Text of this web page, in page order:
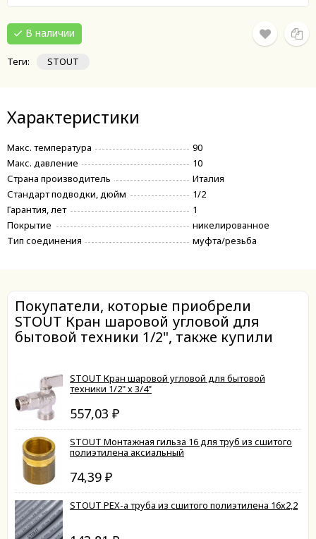
В наличии
Теги: STOUT
Характеристики
Макс. температура
90
Макс. давление
10
Страна производитель
Италия
Стандарт подводки, дюйм
1/2
Гарантия, лет
1
Покрытие
никелированное
Тип соединения
муфта/резьба
Покупатели, которые приобрели
STOUT Кран шаровой угловой для
бытовой техники 1/2", также купили
STOUT Кран шаровой угловой для бытовой
техники 1/2" х 3/4"
557,03 ₽
STOUT Монтажная гильза 16 для труб из сшитого
полиэтилена аксиальный
74,39 ₽
STOUT PEX-a труба из сшитого полиэтилена 16х2,2